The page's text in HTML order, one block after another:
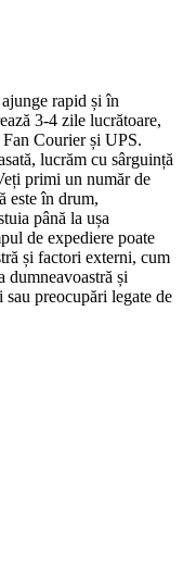
rapid și în
3-4 zile lucrătoare,
Courier și UPS.
lucrăm cu sârguință
primi un număr de
este în drum,
până la ușa
de expediere poate
și factori externi, cum
dumneavoastră și
preocupări legate de